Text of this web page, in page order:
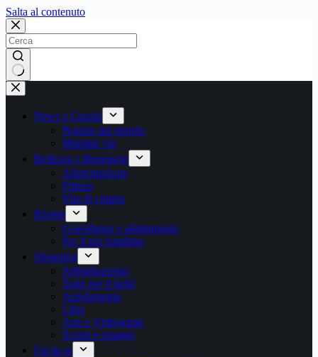
Salta al contenutoSalta
contenuto
Nessun
risultato
News e Gossip
Notizie dal mondo
Mamme vip
Bellezza e Benessere
Alimentazione
Fitness
Vita di coppia
Ricette
Gravidanza e allattamento
Per il tuo bambino
Shopping
Abbigliamento
Tutto per il bebè
Arredamento
Libri
App e Videogame
Sconti e omaggi
Fai da te